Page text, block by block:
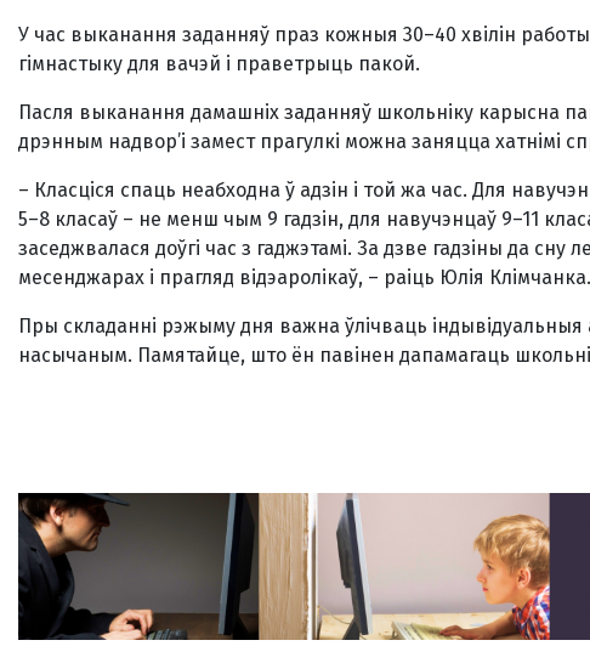
У час выканання заданняў праз кожныя 30–40 хвілін
гімнастыку для вачэй і праветрыць пакой.
Пасля выканання дамашніх заданняў школьніку карысна
дрэнным надвор’і замест прагулкі можна заняцца хатнімі
– Класціся спаць неабходна ў адзін і той жа час. Для
5–8 класаў – не менш чым 9 гадзін, для навучэнцаў 9–11
заседжвалася доўгі час з гаджэтамі. За дзве гадзіны да
месенджарах і прагляд відэаролікаў, – раіць Юлія Клімчанка.
Пры складанні рэжыму дня важна ўлічваць індывідуальныя
насычаным. Памятайце, што ён павінен дапамагаць